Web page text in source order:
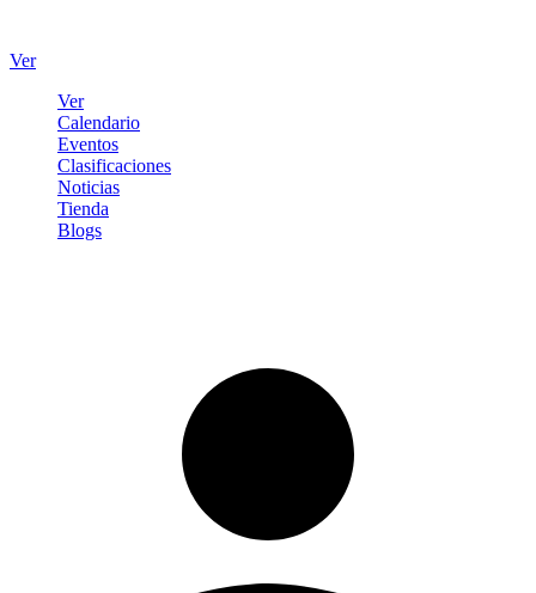
Ver
Ver
Calendario
Eventos
Clasificaciones
Noticias
Tienda
Blogs